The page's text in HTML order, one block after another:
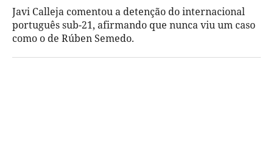
Javi Calleja comentou a detenção do internacional
português sub-21, afirmando que nunca viu um caso
como o de Rúben Semedo.